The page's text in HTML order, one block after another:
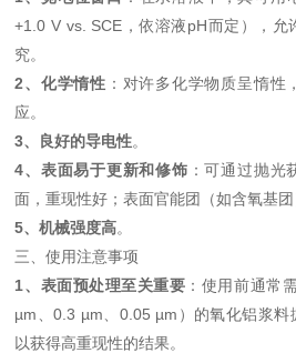
+1.0 V vs. SCE，依溶液pH而定），
究。
2、化学惰性 ：对许多化学物质呈惰性
应。
3、良好的导电性。
4、表面易于更新和修饰 ：可通过抛光
面，重现性好；表面官能团（如含氧基团
5、机械强度高。
三、使用注意事项
1、表面预处理至关重要 ：使用前通常
µm、0.3 µm、0.05 µm）的氧化铝浆料
以获得高重现性的结果。